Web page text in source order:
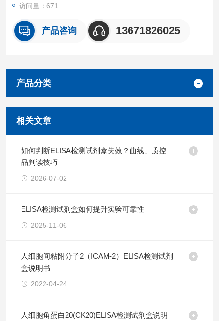
访问量：671
产品咨询 13671826025
产品分类
相关文章
如何判断ELISA检测试剂盒失效？曲线、质控
品判读技巧
2026-07-02
ELISA检测试剂盒如何提升实验可靠性
2025-11-06
人细胞间粘附分子2（ICAM-2）ELISA检测试剂
盒说明书
2022-04-24
人细胞角蛋白20(CK20)ELISA检测试剂盒说明